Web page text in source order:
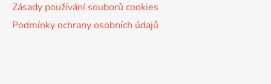
Zásady používání souborů cookies
Podmínky ochrany osobních údajů